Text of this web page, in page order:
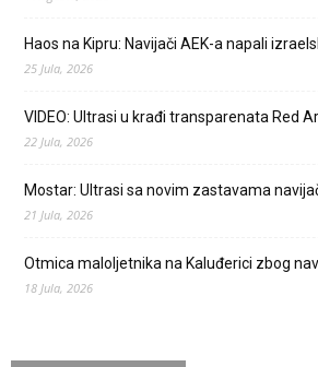
Haos na Kipru: Navijači AEK-a napali
25 Jula, 2026
VIDEO: Ultrasi u krađi transparenata Red
22 Jula, 2026
Mostar: Ultrasi sa novim zastavama
21 Jula, 2026
Otmica maloljetnika na Kaluđerici zbog
18 Jula, 2026